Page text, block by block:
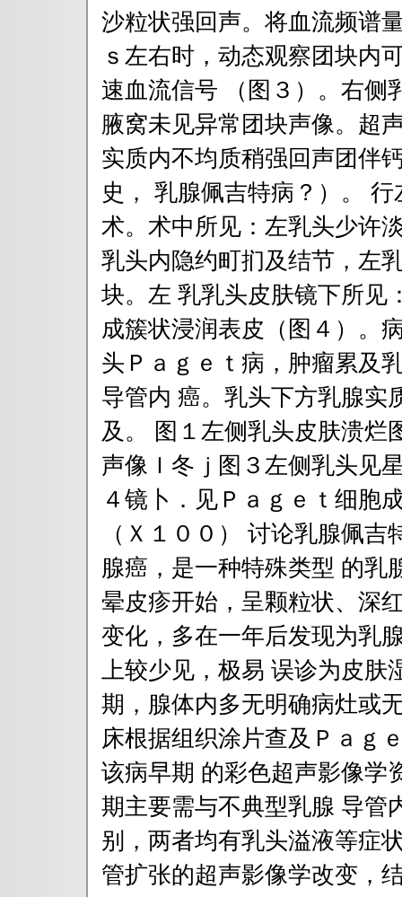
沙粒状强回声。将血流频谱
ｓ左右时，动态观察团块内
速血流信号 （图３）。右侧
腋窝未见异常团块声像。超
实质内不均质稍强回声团伴
史， 乳腺佩吉特病？）。
术。术中所见：左乳头少许
乳头内隐约町扪及结节，左
块。左 乳乳头皮肤镜下所见
成簇状浸润表皮（图４）。
头Ｐａｇｅｔ病，肿瘤累及
导管内 癌。乳头下方乳腺实
及。 图１左侧乳头皮肤溃烂
声像Ｉ冬ｊ图３左侧乳头见
４镜卜．见Ｐａｇｅｔ细胞
（Ｘ１００） 讨论乳腺佩吉
腺癌，是一种特殊类型 的乳
晕皮疹开始，呈颗粒状、深
变化，多在一年后发现为乳
上较少见，极易 误诊为皮肤
期，腺体内多无明确病灶或
床根据组织涂片查及Ｐａｇ
该病早期 的彩色超声影像学
期主要需与不典型乳腺 导管
别，两者均有乳头溢液等症
管扩张的超声影像学改变，